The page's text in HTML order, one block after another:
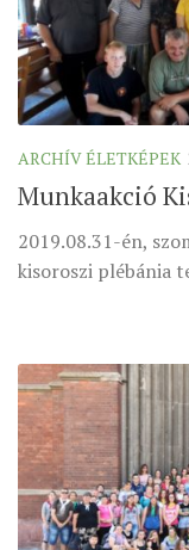
LELKIPÁSZTOROK
IN MEMORIAM
PLÉBÁNIÁK
ÉSZAKI
ARCHÍVUM
ARCHÍV
SZINÓDUS
PÜSPÖKI
ARCHÍV ÉLETKÉPEK
Munkaakció
2019.08.31-én,
kisoroszi plébánia